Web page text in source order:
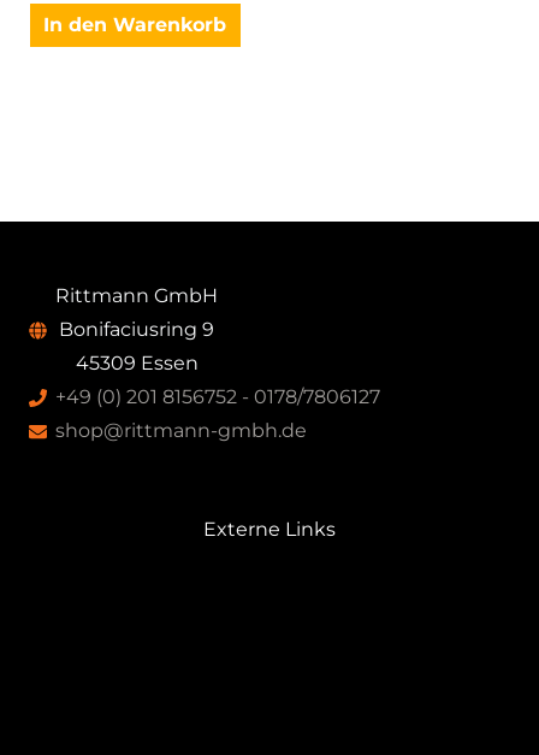
In den Warenkorb
Rittmann GmbH
Bonifaciusring 9
45309 Essen
+49 (0) 201 8156752 - 0178/7806127
shop@rittmann-gmbh.de
Externe Links